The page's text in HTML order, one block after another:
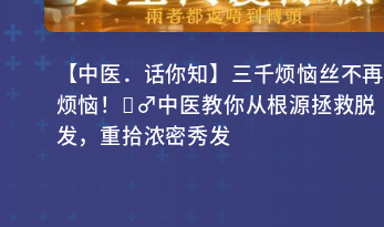
【中医．话你知】三千烦恼丝不再
烦恼！‍♂️中医教你从根源拯救脱
发，重拾浓密秀发